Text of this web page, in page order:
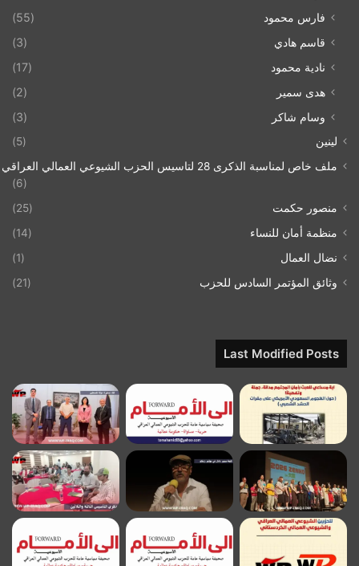
فارس محمود
(55)
قاسم هادي
(3)
نادية محمود
(17)
هدى سمير
(2)
وسام شاكر
(3)
لينين
(5)
ملف خاص لمناسبة الذكرى 28 لتاسيس الحزب الشيوعي العمالي العراقي 1993/07/21
(6)
منصور حكمت
(25)
منظمة أمان للنساء
(14)
نضال العمال
(1)
وثائق المؤتمر السادس للحزب
(21)
Last Modified Posts